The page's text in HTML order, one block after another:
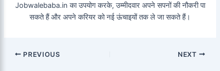
Jobwalebaba.in का उपयोग करके, उम्मीदवार अपने सपनों की नौकरी पा
सकते हैं और अपने करियर को नई ऊंचाइयों तक ले जा सकते हैं।
PREVIOUS NEXT